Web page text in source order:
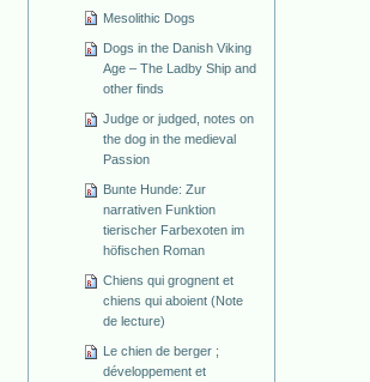
Mesolithic Dogs
Dogs in the Danish Viking
Age – The Ladby Ship and
other finds
Judge or judged, notes on
the dog in the medieval
Passion
Bunte Hunde: Zur
narrativen Funktion
tierischer Farbexoten im
höfischen Roman
Chiens qui grognent et
chiens qui aboient (Note
de lecture)
Le chien de berger ;
développement et